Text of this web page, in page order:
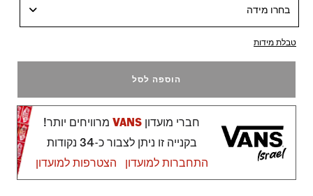
בחרו מידה
טבלת מידות
הוספה לסל
חברי מועדון VANSמרוויחים יותר!
בקנייה זו ניתן לצבור כ-34 נקודות
התחברות למועדון
הצטרפות למועדון